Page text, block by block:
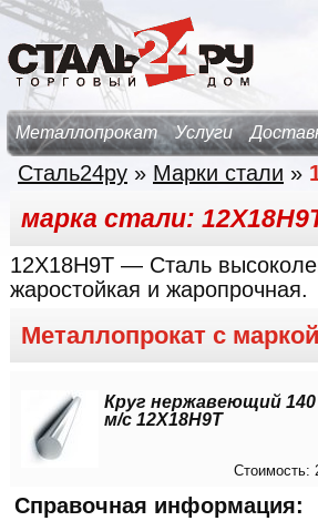
Металлопрокат Услуги
Сталь24ру » Марки стали »
марка стали:
12Х18Н9Т — Сталь
жаростойкая и жаропрочная.
Металлопрокат с
Круг нержавеющий 140
м/с 12Х18Н9Т
Стоимость:
Справочная информация: